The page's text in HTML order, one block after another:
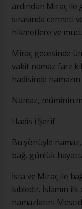
ardından Miraç
sırasında cenneti
hikmetlere ve
Miraç gecesinde
vakit namaz farz
hadisinde
Namaz, müminin
Hadis i Şerif
Bu yönüyle
bağ, günlük
İsra ve Miraç ile
kıbledir. İslamın
namazlarını